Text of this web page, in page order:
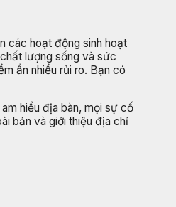
các hoạt động sinh hoạt
lượng sống và sức
ẩn nhiều rủi ro. Bạn có
hiểu địa bàn, mọi sự cố
bản và giới thiệu địa chỉ